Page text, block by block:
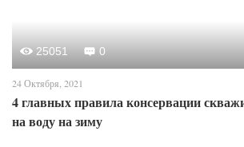
25051 0
24 Октября, 2021
4 главных правила консервации
на воду на зиму